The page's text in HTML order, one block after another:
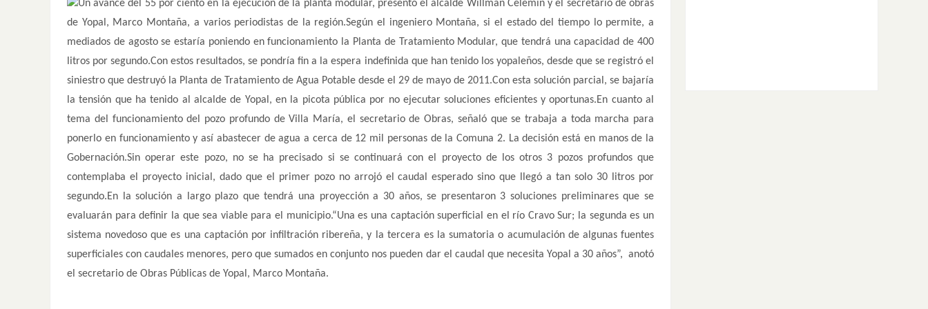
Un avance del 55 por ciento en la ejecución de la planta modular, presentó el alcalde Willman Celemín y el secretario de obras
de Yopal, Marco Montaña, a varios periodistas de la región.Según el ingeniero Montaña, si el estado del tiempo lo permite, a
mediados de agosto se estaría poniendo en funcionamiento la Planta de Tratamiento Modular, que tendrá una capacidad de 400
litros por segundo.Con estos resultados, se pondría fin a la espera indefinida que han tenido los yopaleños, desde que se registró el
siniestro que destruyó la Planta de Tratamiento de Agua Potable desde el 29 de mayo de 2011.Con esta solución parcial, se bajaría
la tensión que ha tenido al alcalde de Yopal, en la picota pública por no ejecutar soluciones eficientes y oportunas.En cuanto al
tema del funcionamiento del pozo profundo de Villa María, el secretario de Obras, señaló que se trabaja a toda marcha para
ponerlo en funcionamiento y así abastecer de agua a cerca de 12 mil personas de la Comuna 2. La decisión está en manos de la
Gobernación.Sin operar este pozo, no se ha precisado si se continuará con el proyecto de los otros 3 pozos profundos que
contemplaba el proyecto inicial, dado que el primer pozo no arrojó el caudal esperado sino que llegó a tan solo 30 litros por
segundo.En la solución a largo plazo que tendrá una proyección a 30 años, se presentaron 3 soluciones preliminares que se
evaluarán para definir la que sea viable para el municipio.“Una es una captación superficial en el río Cravo Sur; la segunda es un
sistema novedoso que es una captación por infiltración ribereña, y la tercera es la sumatoria o acumulación de algunas fuentes
superficiales con caudales menores, pero que sumados en conjunto nos pueden dar el caudal que necesita Yopal a 30 años”, anotó
el secretario de Obras Públicas de Yopal, Marco Montaña.